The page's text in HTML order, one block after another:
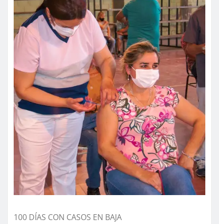
100 DÍAS CON CASOS EN BAJA